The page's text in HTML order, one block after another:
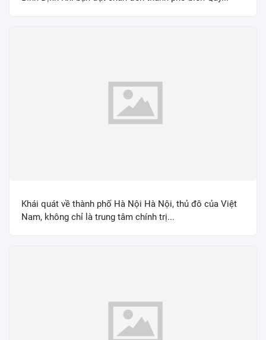
Khái quát về thành phố Hà Nội Hà Nội, thủ đô của Việt
Nam, không chỉ là trung tâm chính trị...